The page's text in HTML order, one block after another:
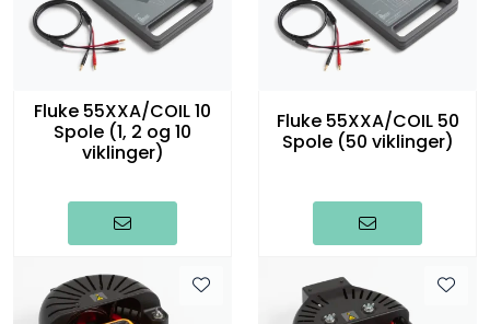
Fluke 55XXA/COIL 10
Spole (1, 2 og 10
viklinger)
Fluke 55XXA/COIL 50
Spole (50 viklinger)